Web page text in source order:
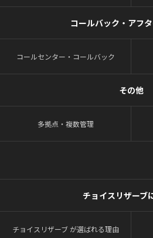
コールバック・アフ
コールセンター・コールバック
その他
多拠点・複数管理
チョイスリザーブ
チョイスリザーブ が選ばれる理由